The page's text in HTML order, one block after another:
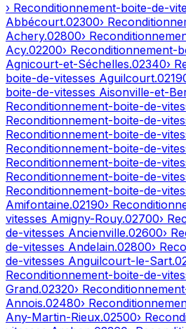
› Reconditionnement-boite-de-
Abbécourt.02300›
Achery.02800›
Acy.02200› Reconditionnement-
Agnicourt-et-Séchelles.02340›
boite-de-vitesses Aguilcourt.
boite-de-vitesses Aisonville-et-
Reconditionnement-boite-de-
Reconditionnement-boite-de-
Reconditionnement-boite-de-
Reconditionnement-boite-de-
Reconditionnement-boite-de-
Reconditionnement-boite-de-
Reconditionnement-boite-de-
Amifontaine.02190›
vitesses Amigny-Rouy.02700›
de-vitesses Ancienville.02600›
de-vitesses Andelain.02800›
de-vitesses Anguilcourt-le-Sart.
Reconditionnement-boite-de-
Grand.02320›
Annois.02480›
Any-Martin-Rieux.02500›